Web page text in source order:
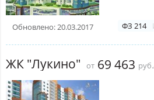
Обновлено: 20.03.2017 ФЗ 214
ЖК "Лукино" от 69 463